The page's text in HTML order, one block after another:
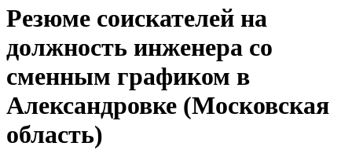
Резюме соискателей на
должность инженера со
сменным графиком в
Александровке (Московская
область)